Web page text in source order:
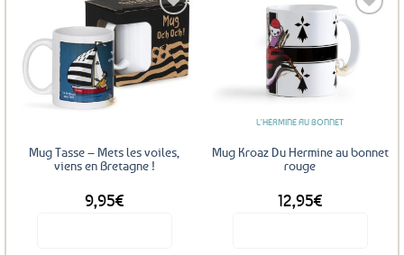
Ajouter
aux
favoris
Mug Tasse – Mets les voiles,
viens en Bretagne !
9,95€
Ajouter
L'HERMINE AU BONNET
Mug Kroaz Du Hermine au bonnet
rouge
12,95€